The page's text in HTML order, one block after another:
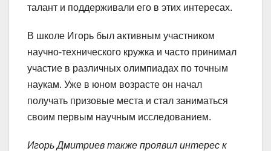
талант и поддерживали его в этих интересах.
В школе Игорь был активным участником
научно-технического кружка и часто принимал
участие в различных олимпиадах по точным
наукам. Уже в юном возрасте он начал
получать призовые места и стал заниматься
своим первым научным исследованием.
Игорь Дмитриев также проявил интерес к